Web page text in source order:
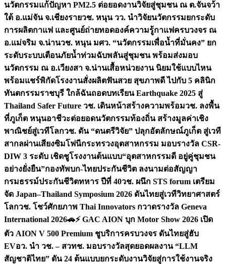
นวัตกรรมแก้ปัญหา PM2.5 ต่อยอดงานวิจัยสู่ชุมชน ณ ต.จันจว้า
ใต้ อ.แม่จัน จ.เชียงรายวช. หนุน วว. นำวิจัยนวัตกรรมยกระดับ
การผลิตกาแฟ และศูนย์ถ่ายทอดองค์ความรู้กาแฟครบวงจร ณ
อ.แม่จริม จ.น่านวช. หนุน มศว. “นวัตกรรมเพื่อน้ำที่มั่นคง” ยก
ระดับระบบเตือนภัยน้ำท่วมฉับพลันสู่ชุมชน พร้อมส่งมอบ
นวัตกรรม ณ อ.เวียงสา จ.น่านเสื้อหน่วยงาน นิยมใช้แบบไหน
พร้อมแชร์พิกัดโรงงานสั่งผลิตฟันสวย สุขภาพดี ไปกับ 5 คลินิก
ทันตกรรมราชบุรี ใกล้ฉันถอดบทเรียน Earthquake 2025 สู่
Thailand Safer Future วช. เดินหน้าสร้างความพร้อมวช. ลงพื้น
ที่ภูเก็ต หนุนอาชีวะต่อยอดนวัตกรรมท้องถิ่น สร้างมูลค่าเชิง
พาณิชย์สู่เวทีโลกวช. ดัน “ดนตรีวิจัย” ปลุกอัตลักษณ์ภูเก็ต สู่เวที
สากลผ่านเสียงซิมโฟนีกระทรวงอุตสาหกรรม มอบรางวัล CSR-
DIW 3 ระดับ เชิดชูโรงงานต้นแบบ“อุตสาหกรรมดี อยู่คู่ชุมชน
อย่างยั่งยืน”กองทัพบก-ไทยประกันชีวิต ลงนามต่อสัญญา
กรมธรรม์ประกันชีวิตทหาร ปีที่ 40วช. ผนึก STS forum เตรียม
จัด Japan–Thailand Symposium 2026 ดันไทยสู่เวทีวิทยาศาสตร์
โลกวช. โชว์ศักยภาพ Thai Innovators กวาดรางวัล Geneva
International 2026🚗⚡️ GAC AION บุก Motor Show 2026 เปิด
ตัว AION V 500 Premium ชูบริการครบวงจร ดันไทยสู่ฮับ
EVอว. นำ วช. – สวทช. มอบรางวัลสุดยอดผลงาน “LLM
สัญชาติไทย” ดัน 24 ต้นแบบยกระดับงานวิจัยสู่การใช้งานจริง